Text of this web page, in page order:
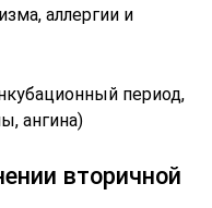
аллергии и
период,
ангина)
вторичной